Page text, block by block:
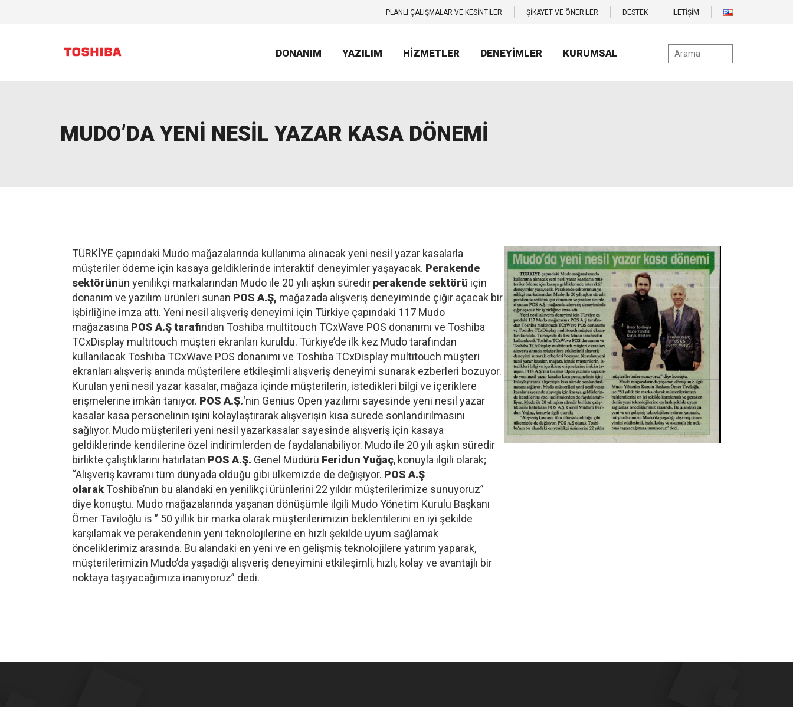
PLANLI ÇALIŞMALAR VE KESİNTİLER ŞİKAYET VE ÖNERİLER DESTEK İLETİŞİM
DONANIM YAZILIM HİZMETLER DENEYİMLER KURUMSAL
MUDO’DA YENİ NESİL YAZAR KASA DÖNEMİ
TÜRKİYE çapındaki Mudo mağazalarında kullanıma alınacak yeni nesil yazar kasalarla
müşteriler ödeme için kasaya geldiklerinde interaktif deneyimler yaşayacak. Perakende
sektörünün yenilikçi markalarından Mudo ile 20 yılı aşkın süredir perakende sektörü için
donanım ve yazılım ürünleri sunan POS A.Ş, mağazada alışveriş deneyiminde çığır açacak bir
işbirliğine imza attı. Yeni nesil alışveriş deneyimi için Türkiye çapındaki 117 Mudo
mağazasına POS A.Ş tarafından Toshiba multitouch TCxWave POS donanımı ve Toshiba
TCxDisplay multitouch müşteri ekranları kuruldu. Türkiye’de ilk kez Mudo tarafından
kullanılacak Toshiba TCxWave POS donanımı ve Toshiba TCxDisplay multitouch müşteri
ekranları alışveriş anında müşterilere etkileşimli alışveriş deneyimi sunarak ezberleri bozuyor.
Kurulan yeni nesil yazar kasalar, mağaza içinde müşterilerin, istedikleri bilgi ve içeriklere
erişmelerine imkân tanıyor. POS A.Ş.‘nin Genius Open yazılımı sayesinde yeni nesil yazar
kasalar kasa personelinin işini kolaylaştırarak alışverişin kısa sürede sonlandırılmasını
sağlıyor. Mudo müşterileri yeni nesil yazarkasalar sayesinde alışveriş için kasaya
geldiklerinde kendilerine özel indirimlerden de faydalanabiliyor. Mudo ile 20 yılı aşkın süredir
birlikte çalıştıklarını hatırlatan POS A.Ş. Genel Müdürü Feridun Yuğaç, konuyla ilgili olarak;
“Alışveriş kavramı tüm dünyada olduğu gibi ülkemizde de değişiyor. POS A.Ş
olarak Toshiba’nın bu alandaki en yenilikçi ürünlerini 22 yıldır müşterilerimize sunuyoruz”
diye konuştu. Mudo mağazalarında yaşanan dönüşümle ilgili Mudo Yönetim Kurulu Başkanı
Ömer Taviloğlu is ” 50 yıllık bir marka olarak müşterilerimizin beklentilerini en iyi şekilde
karşılamak ve perakendenin yeni teknolojilerine en hızlı şekilde uyum sağlamak
önceliklerimiz arasında. Bu alandaki en yeni ve en gelişmiş teknolojilere yatırım yaparak,
müşterilerimizin Mudo’da yaşadığı alışveriş deneyimini etkileşimli, hızlı, kolay ve avantajlı bir
noktaya taşıyacağımıza inanıyoruz” dedi.